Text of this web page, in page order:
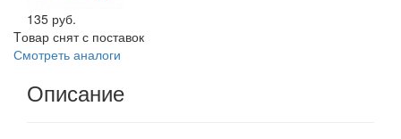
135 руб.
Tовар снят с поставок
Смотреть аналоги
Описание